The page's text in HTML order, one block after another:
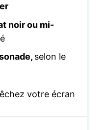
noir ou mi-
selon le
votre écran